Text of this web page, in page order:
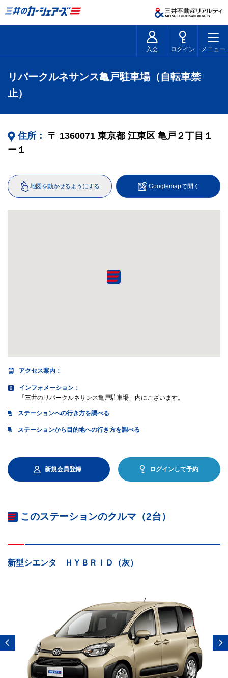
入会 ログイン メニュー
リパークルネサンス亀戸駐車場（自転車禁
止）
住所： 〒 1360071 東京都 江東区 亀戸２丁目１
ー１
地図を動かせるようにする Googlemapで開く
アクセス案内 ：
インフォメーション：
「三井のリパークルネサンス亀戸駐車場」内にございます。
ステーションへの行き方を調べる
ステーションから目的地への行き方を調べる
新規会員登録 ログインして予約
このステーションのクルマ（2台）
新型シエンタ ＨＹＢＲＩＤ（灰）